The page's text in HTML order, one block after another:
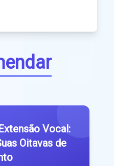
Vocal:
Oitavas de